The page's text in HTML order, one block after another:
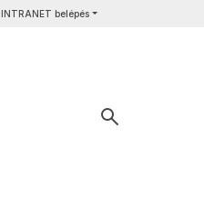
INTRANET belépés